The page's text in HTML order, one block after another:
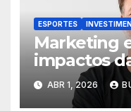
ESPORTES
Marketing
impactos
ABR 1, 2026